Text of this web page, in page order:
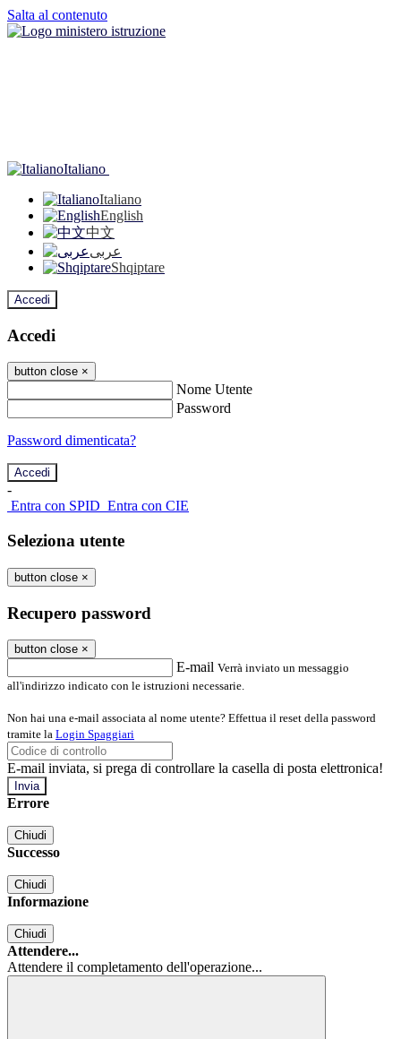
Salta al contenuto
Italiano
Italiano
English
中文
عربى
Shqiptare
Accedi
Accedi
button close ×
Nome Utente
Password
Password dimenticata?
-
Entra con SPID Entra con CIE
Seleziona utente
button close ×
Recupero password
button close ×
E-mail Verrà inviato un messaggio
all'indirizzo indicato con le istruzioni necessarie.
Non hai una e-mail associata al nome utente? Effettua il reset della password
tramite la Login Spaggiari
E-mail inviata, si prega di controllare la casella di posta elettronica!
Errore
Chiudi
Successo
Chiudi
Informazione
Chiudi
Attendere...
Attendere il completamento dell'operazione...